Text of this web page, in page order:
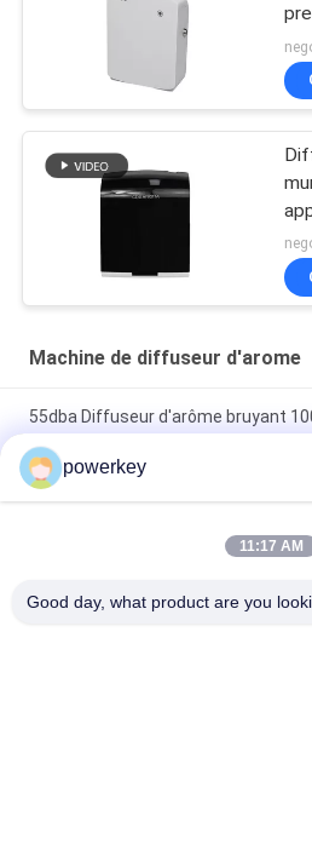
Machine de diffuseur d'arome
55dba Diffuseur d'arôme bruyant
essentielle en plastique monté sur le
Diffuseur d'arômes mural, flacon de
acier 28,5W 24V avec bouteille de 60
powerkey
11:17 AM
Good day, what product are you